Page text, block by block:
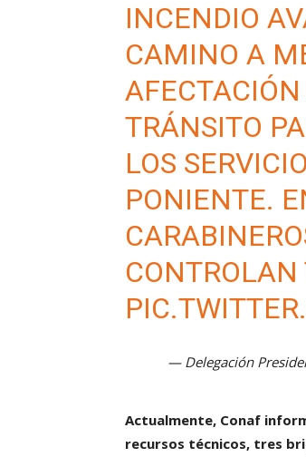
INCENDIO
CAMINO A
AFECTACIÓN
TRÁNSITO
LOS
PONIENTE.
— Delegación
Actualmente, Conaf
recursos técnicos, tres